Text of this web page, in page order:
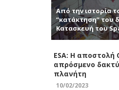
Από την ιστορία
“κατάκτηση” του
Κατασκευή του
ESA: Η αποστολή
απρόσμενο
πλανήτη
10/02/2023